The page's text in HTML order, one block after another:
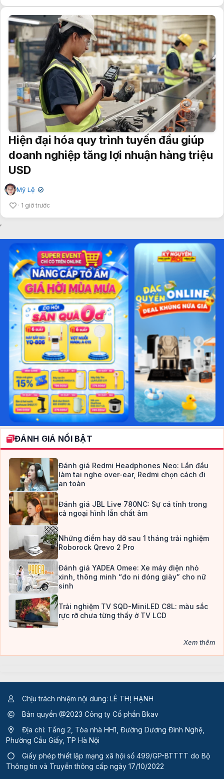
Hiện đại hóa quy trình tuyến đầu giúp
doanh nghiệp tăng lợi nhuận hàng triệu
USD
Mỹ Lệ ✔
1 giờ trước
ĐÁNH GIÁ NỔI BẬT
Đánh giá Redmi Headphones Neo: Lần đầu
làm tai nghe over-ear, Redmi chọn cách đi
an toàn
Đánh giá JBL Live 780NC: Sự cá tính trong
cả ngoại hình lẫn chất âm
Những điểm hay dở sau 1 tháng trải nghiệm
Roborock Qrevo 2 Pro
Đánh giá YADEA Omee: Xe máy điện nhỏ
xinh, thông minh “đo ni đóng giày” cho nữ
sinh
Trải nghiệm TV SQD-MiniLED C8L: màu sắc
rực rỡ chưa từng thấy ở TV LCD
Xem thêm
Chịu trách nhiệm nội dung: LÊ THỊ HẠNH
Bản quyền @2023 Công ty Cổ phần Bkav
Địa chỉ: Tầng 2, Tòa nhà HH1, Đường Dương Đình Nghệ,
Phường Cầu Giấy, TP Hà Nội
Giấy phép thiết lập mạng xã hội số 499/GP-BTTTT do Bộ
Thông tin và Truyền thông cấp ngày 17/10/2022